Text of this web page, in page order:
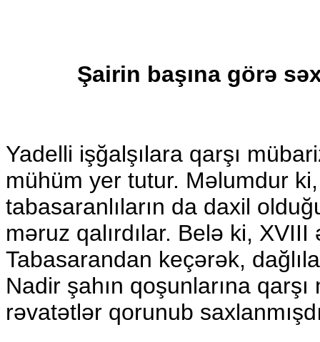
Şairin başına görə
Yadelli işğalşılara qarşı
mühüm yer tutur. Məlumdur
tabasaranlıların da daxil
məruz qalırdılar. Belə ki,
Tabasarandan keçərək,
Nadir şahın qoşunlarına
rəvatətlər qorunub